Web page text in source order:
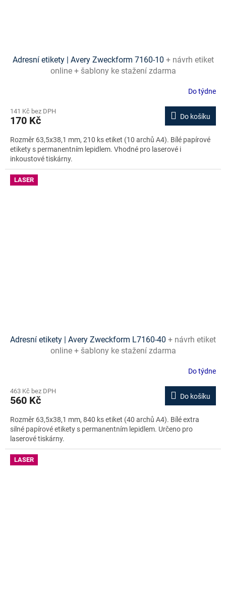
Adresní etikety | Avery Zweckform 7160-10 + návrh etiket
online + šablony ke stažení zdarma
Do týdne
141 Kč bez DPH
170 Kč Do košíku
Rozměr 63,5x38,1 mm, 210 ks etiket (10 archů A4). Bílé papírové
etikety s permanentním lepidlem. Vhodné pro laserové i
inkoustové tiskárny.
LASER
Adresní etikety | Avery Zweckform L7160-40 + návrh etiket
online + šablony ke stažení zdarma
Do týdne
463 Kč bez DPH
560 Kč Do košíku
Rozměr 63,5x38,1 mm, 840 ks etiket (40 archů A4). Bílé extra
silné papírové etikety s permanentním lepidlem. Určeno pro
laserové tiskárny.
LASER